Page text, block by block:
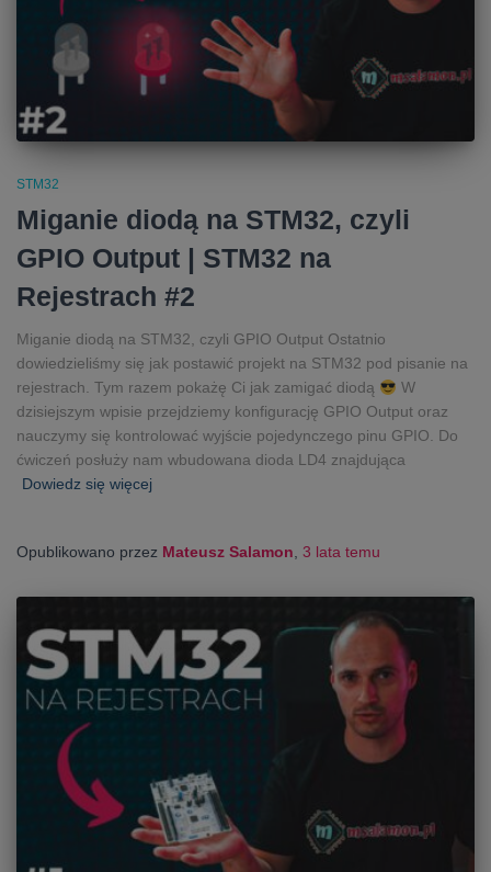
STM32
Miganie diodą na STM32, czyli
GPIO Output | STM32 na
Rejestrach #2
Miganie diodą na STM32, czyli GPIO Output Ostatnio
dowiedzieliśmy się jak postawić projekt na STM32 pod pisanie na
rejestrach. Tym razem pokażę Ci jak zamigać diodą
W
dzisiejszym wpisie przejdziemy konfigurację GPIO Output oraz
nauczymy się kontrolować wyjście pojedynczego pinu GPIO. Do
ćwiczeń posłuży nam wbudowana dioda LD4 znajdująca
Dowiedz się więcej
Opublikowano przez Mateusz Salamon, 3 lata temu